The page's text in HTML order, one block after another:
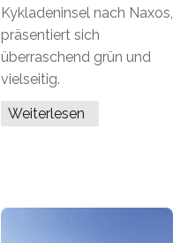
Kykladeninsel nach Naxos,
präsentiert sich
überraschend grün und
vielseitig.
Weiterlesen